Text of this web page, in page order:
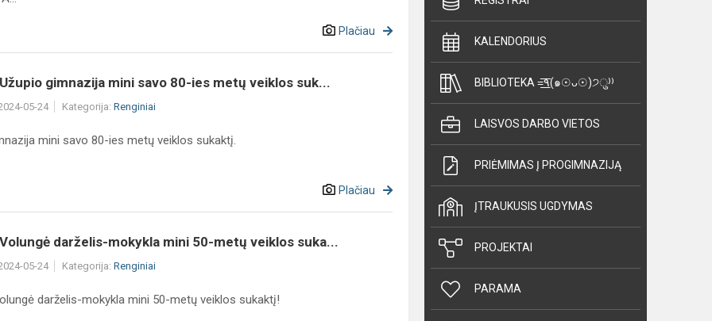
Plačiau
gimnazija mini savo 80-ies metų veiklos suk...
05-24 Kategorija: Renginiai
mini savo 80-ies metų veiklos sukaktį.
Plačiau
darželis-mokykla mini 50-metų veiklos suka...
05-24 Kategorija: Renginiai
darželis-mokykla mini 50-metų veiklos sukaktį!
KALENDORIUS
BIBLIOTEKA =͟͟͞͞٩(๑☉ᴗ☉)੭ु⁾⁾
LAISVOS DARBO VIETOS
PRIĖMIMAS Į PROGIMNAZIJĄ
ĮTRAUKUSIS UGDYMAS
PROJEKTAI
PARAMA